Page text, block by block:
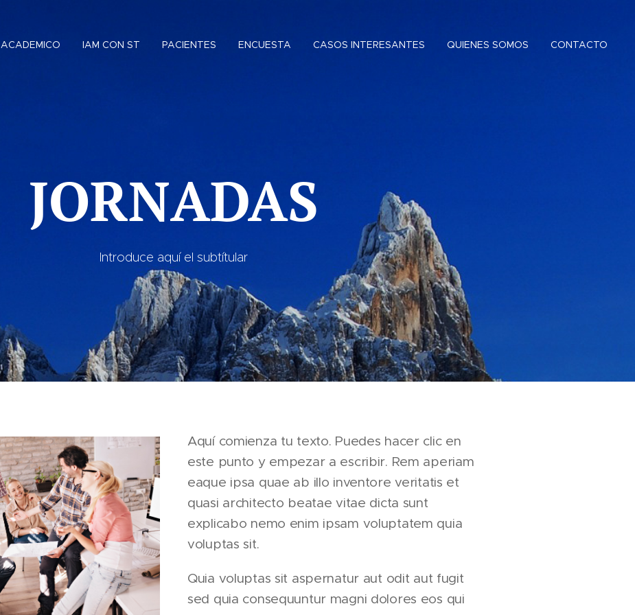
ACADEMICO IAM CON ST PACIENTES ENCUESTA CASOS INTERESANTES QUIENES SOMOS CONTACTO
JORNADAS
Introduce aquí el subtítular
Aquí comienza tu texto. Puedes hacer clic en
este punto y empezar a escribir. Rem aperiam
eaque ipsa quae ab illo inventore veritatis et
quasi architecto beatae vitae dicta sunt
explicabo nemo enim ipsam voluptatem quia
voluptas sit.
Quia voluptas sit aspernatur aut odit aut fugit
sed quia consequuntur magni dolores eos qui